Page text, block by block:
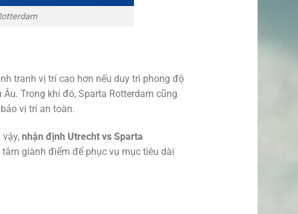
tranh vị trí cao hơn nếu duy trì phong độ
Trong khi đó, Sparta Rotterdam cũng
vị trí an toàn.
nhận định Utrecht vs Sparta
giành điểm để phục vụ mục tiêu dài